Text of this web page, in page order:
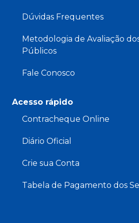
Dúvidas Frequentes
Metodologia de Avaliação
Públicos
Fale Conosco
Acesso rápido
Contracheque Online
Diário Oficial
Crie sua Conta
Tabela de Pagamento dos